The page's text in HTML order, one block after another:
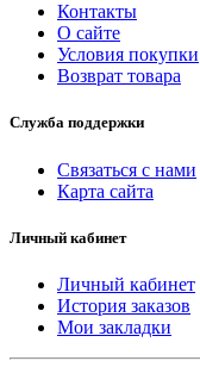
Контакты
О сайте
Условия покупки
Возврат товара
Служба поддержки
Связаться с нами
Карта сайта
Личный кабинет
Личный кабинет
История заказов
Мои закладки